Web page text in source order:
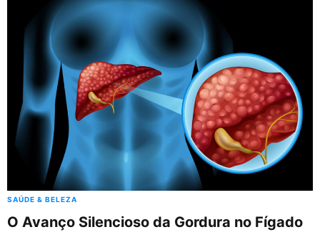
SAÚDE & BELEZA
O Avanço Silencioso da Gordura no Fígado